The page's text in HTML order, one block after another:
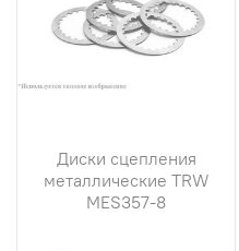
Диски сцепления
металлические TRW
MES357-8